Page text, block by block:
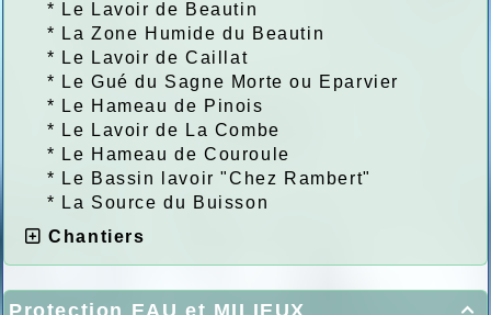
* Le Lavoir de Beautin
* La Zone Humide du Beautin
* Le Lavoir de Caillat
* Le Gué du Sagne Morte ou Eparvier
* Le Hameau de Pinois
* Le Lavoir de La Combe
* Le Hameau de Couroule
* Le Bassin lavoir "Chez Rambert"
* La Source du Buisson
Chantiers
